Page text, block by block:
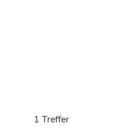
1 Treffer